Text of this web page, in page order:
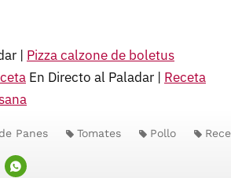
| Pizza calzone de boletus
En Directo al Paladar | Receta
Panes Tomates Pollo